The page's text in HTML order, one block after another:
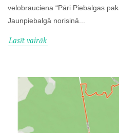
velobrauciena “Pāri Piebalgas
Jaunpiebalgā norisinā...
Lasīt vairāk